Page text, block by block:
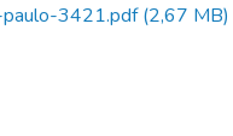
3421.pdf(2,67 MB)